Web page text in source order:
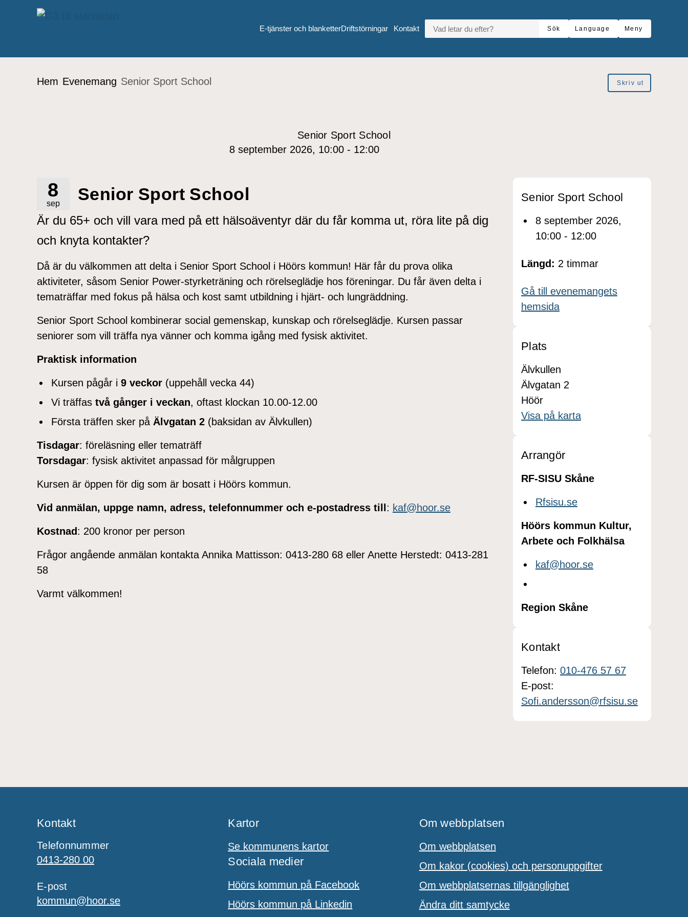
Gå till innehåll
E-tjänster och blanketterDriftstörningar Kontakt
VAD LETAR DU EFTER?
Sök
Language Meny
Du är här:
Hem Evenemang Senior Sport School Skriv ut
Senior Sport School
8 september 2026, 10:00 - 12:00
8
sep Senior Sport School
Är du 65+ och vill vara med på ett hälsoäventyr där du får komma ut, röra lite på dig
och knyta kontakter?
Då är du välkommen att delta i Senior Sport School i Höörs kommun! Här får du prova olika
aktiviteter, såsom Senior Power-styrketräning och rörelseglädje hos föreningar. Du får även delta i
tematräffar med fokus på hälsa och kost samt utbildning i hjärt- och lungräddning.
Senior Sport School kombinerar social gemenskap, kunskap och rörelseglädje. Kursen passar
seniorer som vill träffa nya vänner och komma igång med fysisk aktivitet.
Praktisk information
Kursen pågår i 9 veckor (uppehåll vecka 44)
Vi träffas två gånger i veckan, oftast klockan 10.00-12.00
Första träffen sker på Älvgatan 2 (baksidan av Älvkullen)
Tisdagar: föreläsning eller tematräff
Torsdagar: fysisk aktivitet anpassad för målgruppen
Kursen är öppen för dig som är bosatt i Höörs kommun.
Vid anmälan, uppge namn, adress, telefonnummer och e-postadress till : kaf@hoor.se
Kostnad: 200 kronor per person
Frågor angående anmälan kontakta Annika Mattisson: 0413-280 68 eller Anette Herstedt: 0413-281
58
Varmt välkommen!
Senior Sport School
8 september 2026,
10:00 - 12:00
Längd: 2 timmar
Gå till evenemangets
hemsida
Plats
Älvkullen
Älvgatan 2
Höör
Visa på karta
Arrangör
RF-SISU Skåne
Rfsisu.se
Höörs kommun Kultur,
Arbete och Folkhälsa
kaf@hoor.se
Region Skåne
Kontakt
Telefon: 010-476 57 67
E-post:
Sofi.andersson@rfsisu.se
Kontakt
Telefonnummer
0413-280 00
E-post
kommun@hoor.se
Kartor
Se kommunens kartor
Sociala medier
Höörs kommun på Facebook
Höörs kommun på Linkedin
Om webbplatsen
Om webbplatsen
Om kakor (cookies) och personuppgifter
Om webbplatsernas tillgänglighet
Ändra ditt samtycke